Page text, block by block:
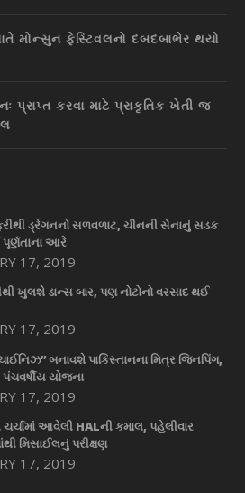
મોન્સુન ફેસ્ટિવલનો દબદબાભેર થયો
પ્રાપ્ત કરવા માટે પ્રાકૃતિક ખેતી જ
ડ્રેગનનો સળવળાટ, ચીનની સેનાનું સડક
પૂર્ણતાના આરે
17, 2019
ખુલશે ડાન્સ બાર, પણ નોટોનો વરસાદ થઈ
17, 2019
બનાવશે પાકિસ્તાનના મિત્ર જિનપિંગ,
યોજના
17, 2019
આવેલી HALની કમાલ, પહેલીવાર
મિસાઈલનું પરીક્ષણ
17, 2019